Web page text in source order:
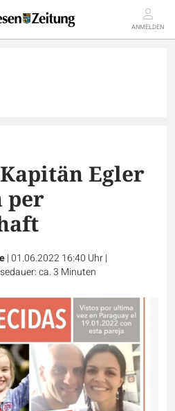
ANMELDEN
Egler
per
|01.06.2022 16:40 Uhr|
ca. 3 Minuten